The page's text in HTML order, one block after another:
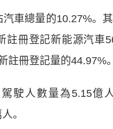
車總量的10.27%。
註冊登記新能源汽車
冊登記量的44.97%。
人數量為5.15億
。